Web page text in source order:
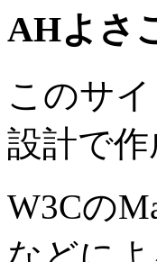
AHよさ
このサ
設計で
W3Cの